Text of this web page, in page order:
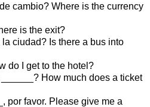
cambio? Where is the currency
is the exit?
ciudad? Is there a bus into
do I get to the hotel?
How much does a ticket
por favor. Please give me a